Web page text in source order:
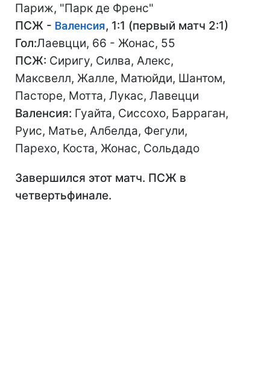
Париж, "Парк де Френс"
ПСЖ - Валенсия, 1:1 (первый матч 2:1)
Гол:Лаевцци, 66 - Жонас, 55
ПСЖ: Сиригу, Силва, Алекс,
Максвелл, Жалле, Матюйди, Шантом,
Пасторе, Мотта, Лукас, Лавецци
Валенсия: Гуайта, Сиссохо, Барраган,
Руис, Матье, Албелда, Фегули,
Парехо, Коста, Жонас, Сольдадо
Завершился этот матч. ПСЖ в
четвертьфинале.